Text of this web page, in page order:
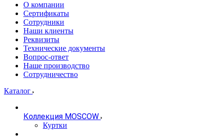
О компании
Сертификаты
Сотрудники
Наши клиенты
Реквизиты
Технические документы
Вопрос-ответ
Наше производство
Сотрудничество
Каталог
Коллекция MOSCOW
Куртки